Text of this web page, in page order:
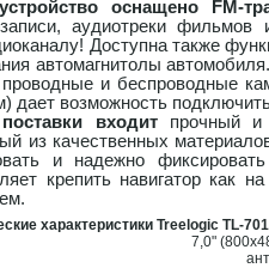
устройство оснащено FM-
аудиотреки фильмов
Доступна также
автомагнитолы
и беспроводные
дает возможность
входитпрочный и
из качественных
и надежно
крепить навигатор как
характеристики Treelogic TL-
7,0"